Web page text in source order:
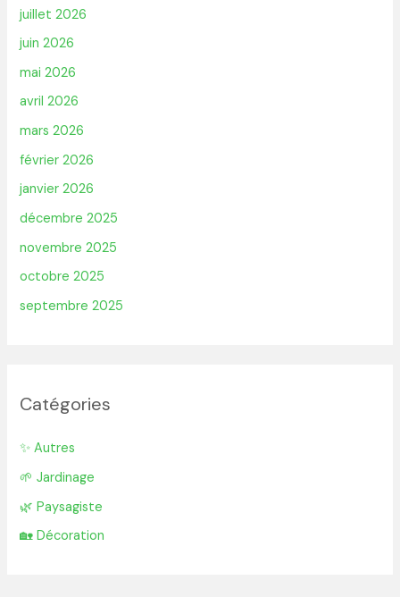
juillet 2026
juin 2026
mai 2026
avril 2026
mars 2026
février 2026
janvier 2026
décembre 2025
novembre 2025
octobre 2025
septembre 2025
Catégories
✨ Autres
🌱 Jardinage
🌿 Paysagiste
🏡 Décoration